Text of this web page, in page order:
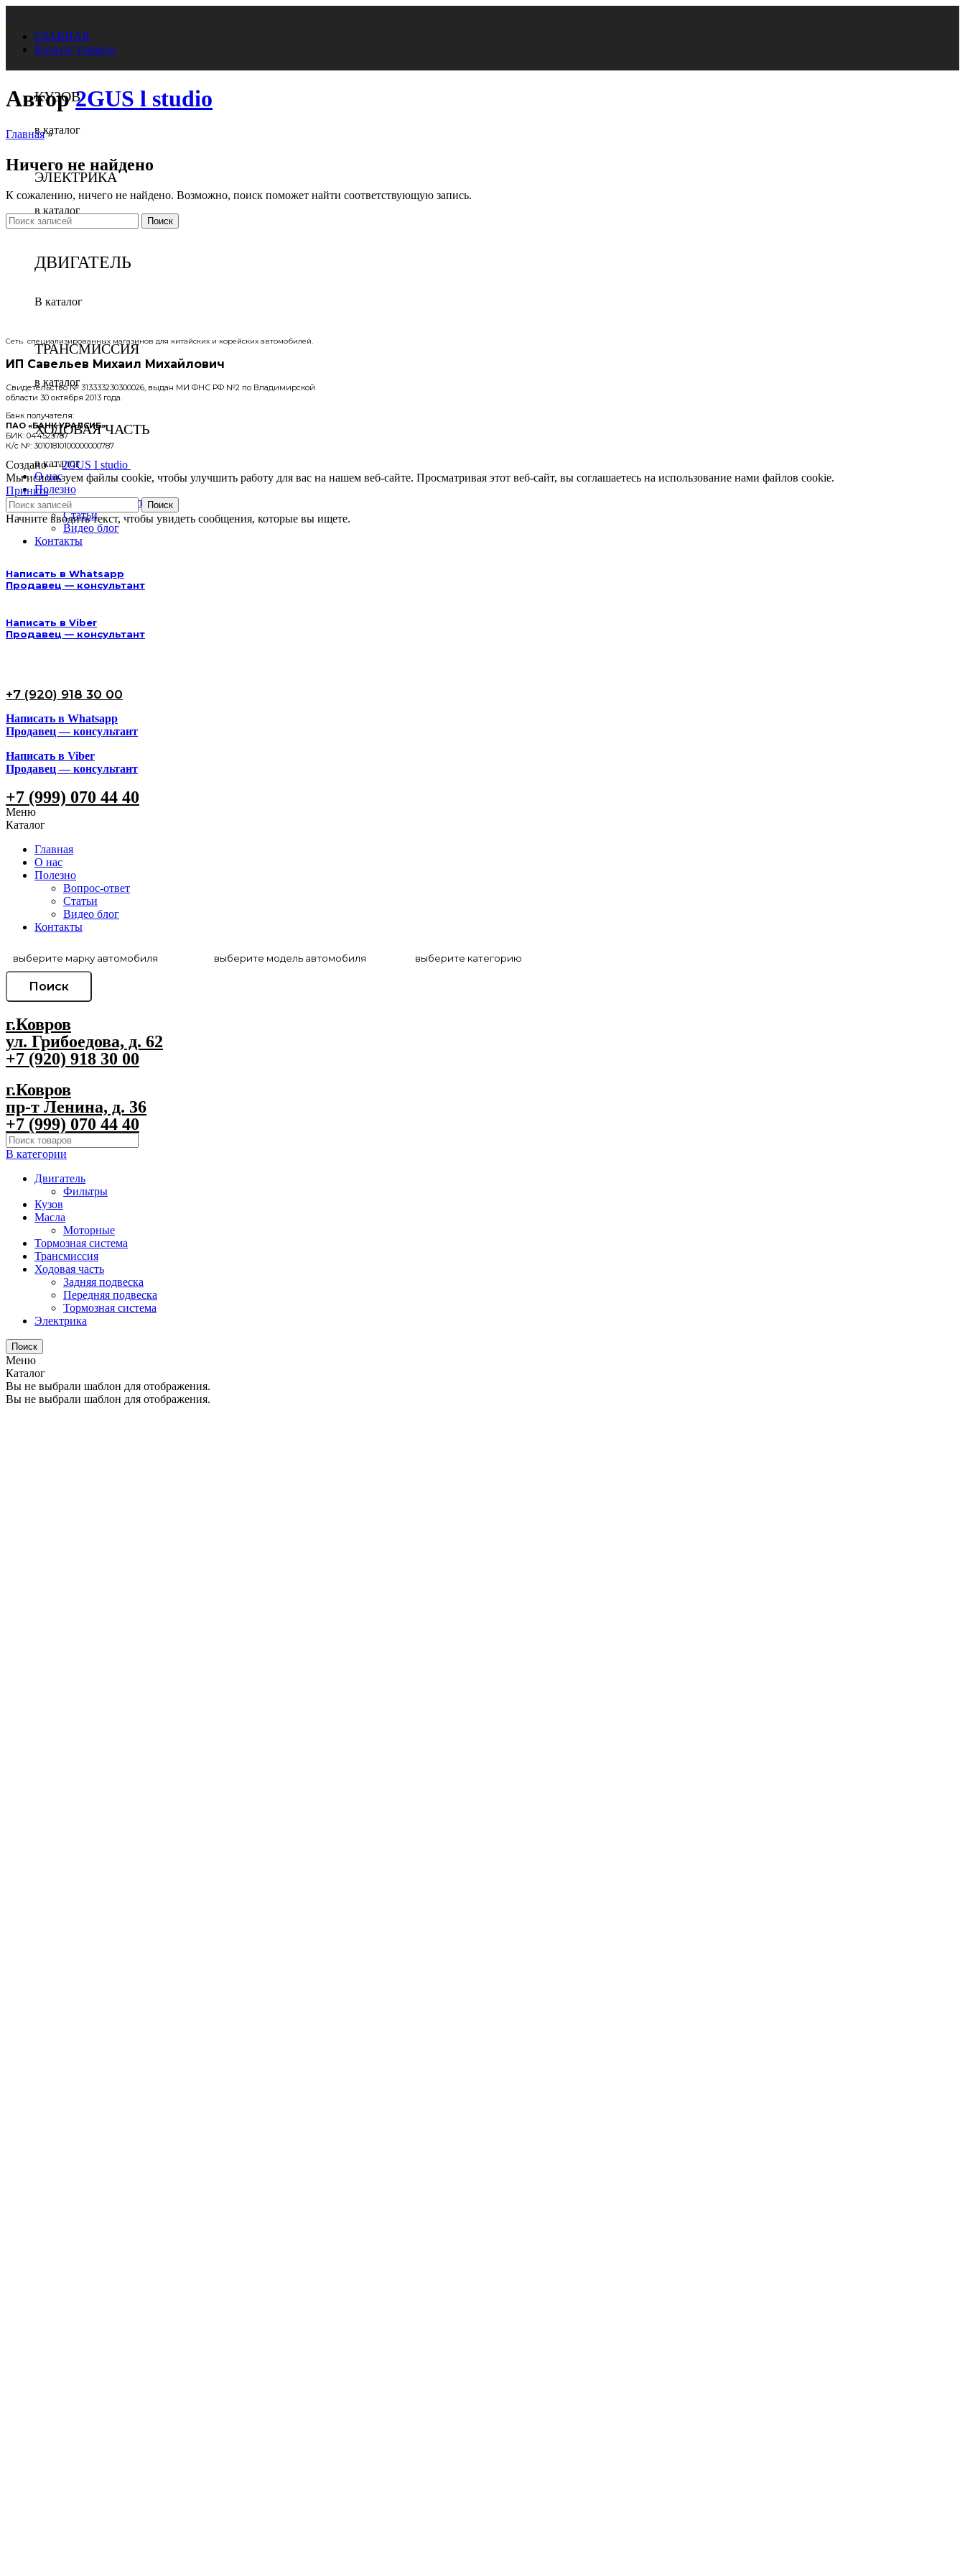
ГЛАВНАЯ
Каталог товаров
КУЗОВ
в каталог
ЭЛЕКТРИКА
в каталог
ДВИГАТЕЛЬ
В каталог
ТРАНСМИССИЯ
в каталог
ХОДОВАЯ ЧАСТЬ
в каталог
О нас
Полезно
Вопрос — ответ
Статьи
Видео блог
Контакты
Автор2GUS l studio
Главная»
Ничего не найдено
К сожалению, ничего не найдено. Возможно, поиск поможет найти соответствующую запись.
Поиск
Сеть специализированных магазинов для китайских и корейских автомобилей.
ИП Савельев Михаил Михайлович
Свидетельство № 313333230300026, выдан МИ ФНС РФ №2 по Владимирской
области 30 октября 2013 года.
Банк получателя:
ПАО «БАНК УРАЛСИБ»
БИК: 044525787
К/с №: 30101810100000000787
Создано -2GUS I studio
Мы используем файлы cookie, чтобы улучшить работу для вас на нашем веб-сайте. Просматривая этот веб-сайт, вы соглашаетесь на использование нами файлов cookie.
Принять
Поиск
Начните вводить текст, чтобы увидеть сообщения, которые вы ищете.
Написать в Whatsapp
Продавец — консультант
Написать в Viber
Продавец — консультант
+7 (920) 918 30 00
Написать в Whatsapp
Продавец — консультант
Написать в Viber
Продавец — консультант
+7 (999) 070 44 40
Меню
Каталог
Главная
О нас
Полезно
Вопрос-ответ
Статьи
Видео блог
Контакты
Поиск
г.Ковров
ул. Грибоедова, д. 62
+7 (920) 918 30 00
г.Ковров
пр-т Ленина, д. 36
+7 (999) 070 44 40
В категории
Двигатель
Фильтры
Кузов
Масла
Моторные
Тормозная система
Трансмиссия
Ходовая часть
Задняя подвеска
Передняя подвеска
Тормозная система
Электрика
Поиск
Меню
Каталог
Вы не выбрали шаблон для отображения.
Вы не выбрали шаблон для отображения.